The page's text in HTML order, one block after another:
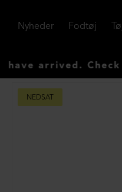
Nyheder Fodtøj
arrived. Check
NEDSAT